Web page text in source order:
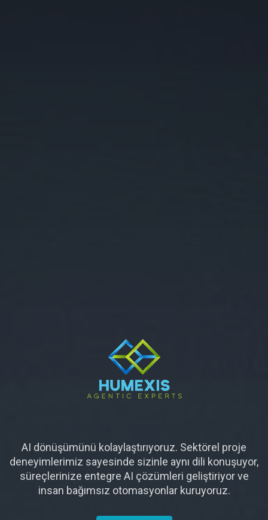
AI dönüşümünü kolaylaştırıyoruz. Sektörel proje
deneyimlerimiz sayesinde sizinle aynı dili konuşuyor,
süreçlerinize entegre AI çözümleri geliştiriyor ve
insan bağımsız otomasyonlar kuruyoruz.